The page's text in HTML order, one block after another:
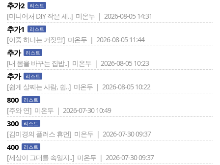
추가2 리스트
[미니어처 DIY 작은 세..] 미온두 | 2026-08-05 14:31
추가1 리스트
[이중 하나는 거짓말] 미온두 | 2026-08-05 11:44
추가 리스트
[내 몸을 바꾸는 집밥..] 미온두 | 2026-08-05 10:23
추가 리스트
[쉽게 살찌는 사람, 쉽..] 미온두 | 2026-08-05 10:22
800 리스트
[주와 연] 미온두 | 2026-07-30 10:49
300 리스트
[김미경의 플러스 휴먼] 미온두 | 2026-07-30 09:37
400 리스트
[세상이 그대를 속일지..] 미온두 | 2026-07-30 09:37